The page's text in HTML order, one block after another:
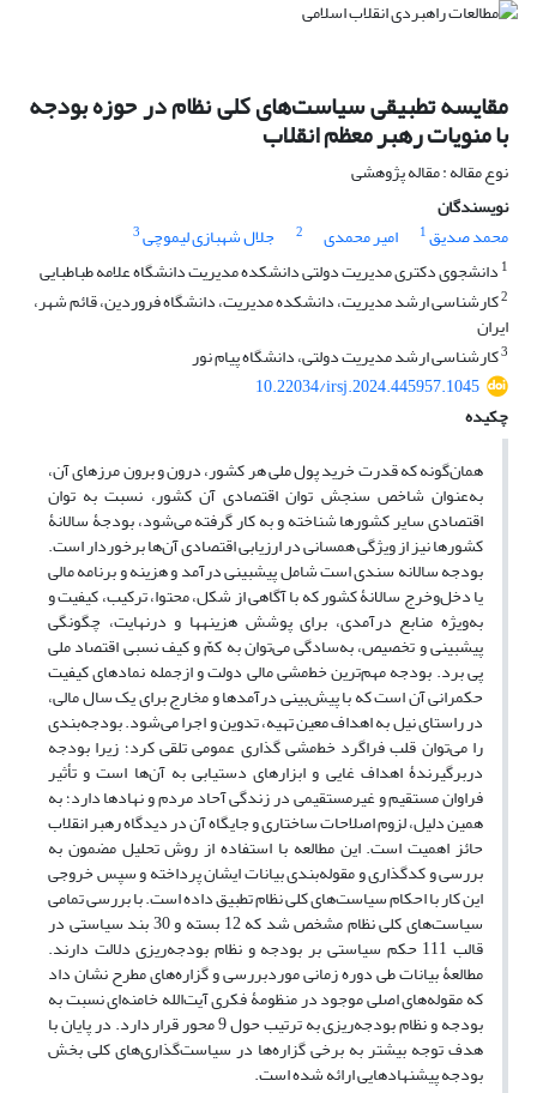
مقایسه تطبیقی سیاست‌های کلی نظام در حوزه بودجه
با منویات رهبر معظم انقلاب
نوع مقاله : مقاله پژوهشی
نویسندگان
محمد صدیق1 امیر محمدی 2 جلال شهبازی لیموچی3
1 دانشجوی دکتری مدیریت دولتی دانشکده مدیریت دانشگاه علامه طباطبایی
2کارشناسی ارشد مدیریت، دانشکده مدیریت، دانشگاه فروردین، قائم شهر،
ایران
3کارشناسی ارشد مدیریت دولتی، دانشگاه پیام نور
10.22034/irsj.2024.445957.1045
چکیده
همان‌گونه که قدرت خرید پول ملی هر کشور، درون و برون مرزهای آن،
به‌عنوان شاخص‏ سنجش توان اقتصادی آن کشور، نسبت به توان
اقتصادی سایر کشور‏ها شناخته و به کار گرفته می‌شود، بودجۀ سالانۀ
کشورها نیز از ویژگی همسانی در ارزیابی اقتصادی آن‌ها برخوردار است.
بودجه‏ سالانه سندی است شامل پیش‏بینی درآمد و هزینه و برنامه مالی
یا دخل‌وخرج سالانۀ کشور که با آگاهی از شکل، محتوا، ترکیب، کیفیت و
به‌ویژه‏ منابع درآمدی، برای پوشش هزینه‏ها و درنهایت، چگونگی
پیش‏بینی و تخصیص، به‌سادگی‏ می‌توان به کمّ ‏و کیف نسبی اقتصاد ملی
پی برد. بودجه مهم‌ترین خط‌مشی مالی دولت و ازجمله نمادهای کیفیت
حکمرانی آن است که با پیش‌بینی درآمد‌ها و مخارج برای یک سال مالی،
در راستای نیل به اهداف معین تهیه، تدوین و اجرا می‌شود. بودجه‌بندی
را می‌توان قلب فراگرد خط‌مشی گذاری عمومی تلقی کرد؛ زیرا بودجه
دربرگیرندۀ اهداف غایی و ابزارهای دستیابی به آن‌ها است و تأثیر
فراوان مستقیم و غیرمستقیمی در زندگی آحاد مردم و نهاد‌ها دارد؛ به
همین دلیل، لزوم اصلاحات ساختاری و جایگاه آن در دیدگاه رهبر انقلاب
حائز اهمیت است. این مطالعه با استفاده از روش تحلیل مضمون به
بررسی و کدگذاری و مقوله‌بندی بیانات ایشان پرداخته و سپس خروجی
این کار با احکام سیاست‌های کلی نظام تطبیق داده است. با بررسی تمامی
سیاست‌های کلی نظام مشخص شد که 12 بسته و 30 بند سیاستی در
قالب 111 حکم سیاستی بر بودجه و نظام بودجه‌ریزی دلالت دارند.
مطالعۀ بیانات طی دوره زمانی موردبررسی و گزاره‌های مطرح نشان داد
که مقوله‌‎های اصلی موجود در منظومۀ فکری آیت‌الله خامنه‌ای نسبت به
بودجه و نظام بودجه‌ریزی به ترتیب حول 9 محور قرار دارد. در پایان با
هدف توجه بیشتر به برخی گزاره‌ها در سیاست‌گذاری‌های کلی بخش
بودجه پیشنهادهایی ارائه شده است.